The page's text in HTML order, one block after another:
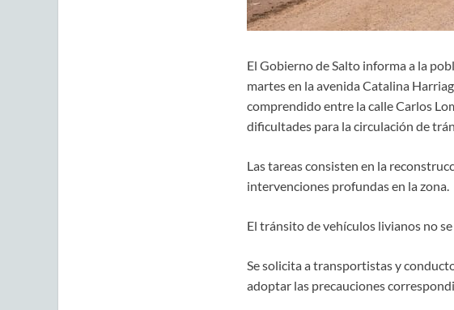
El Gobierno de Salto informa a la
martes en la avenida Catalina
comprendido entre la calle Carlos
dificultades para la circulación de
Las tareas consisten en la
intervenciones profundas en la zona.
El tránsito de vehículos livianos no
Se solicita a transportistas y
adoptar las precauciones